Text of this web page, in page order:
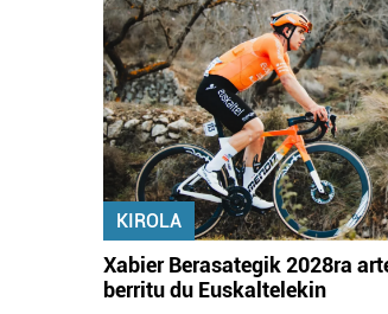
KIROLA
Xabier Berasategik 2028ra
berritu du Euskaltelekin